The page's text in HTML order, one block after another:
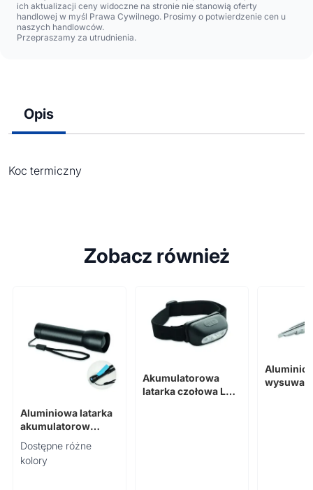
ich aktualizacji ceny widoczne na stronie nie stanowią oferty
handlowej w myśl Prawa Cywilnego. Prosimy o potwierdzenie cen u
naszych handlowców.
Przepraszamy za utrudnienia.
Opis
Koc termiczny
Zobacz również
Aluminiowa latarka
akumulatorow
LUMEZO
Dostępne różne
kolory
Akumulatorowa
latarka czołowa LED